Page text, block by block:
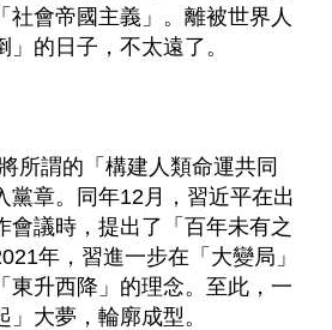
社會帝國主義」。離被世界人
的日子，不太遠了。
所謂的「構建人類命運共同
黨章。同年12月，習近平在出
會議時，提出了「百年未有之
年，習進一步在「大變局」
東升西降」的理念。至此，一
大夢，輪廓成型。